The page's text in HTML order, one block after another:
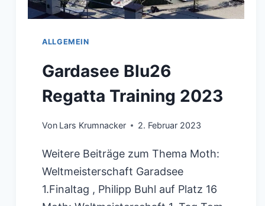
ALLGEMEIN
Gardasee Blu26
Regatta Training 2023
Von Lars Krumnacker 2. Februar 2023
Weitere Beiträge zum Thema Moth:
Weltmeisterschaft Garadsee
1.Finaltag , Philipp Buhl auf Platz 16